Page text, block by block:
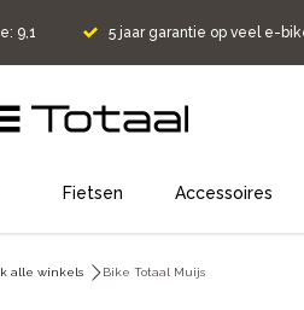
9,1 5 jaar garantie op veel e-
Fietsen Accessoires
alle winkels Bike Totaal Muijs